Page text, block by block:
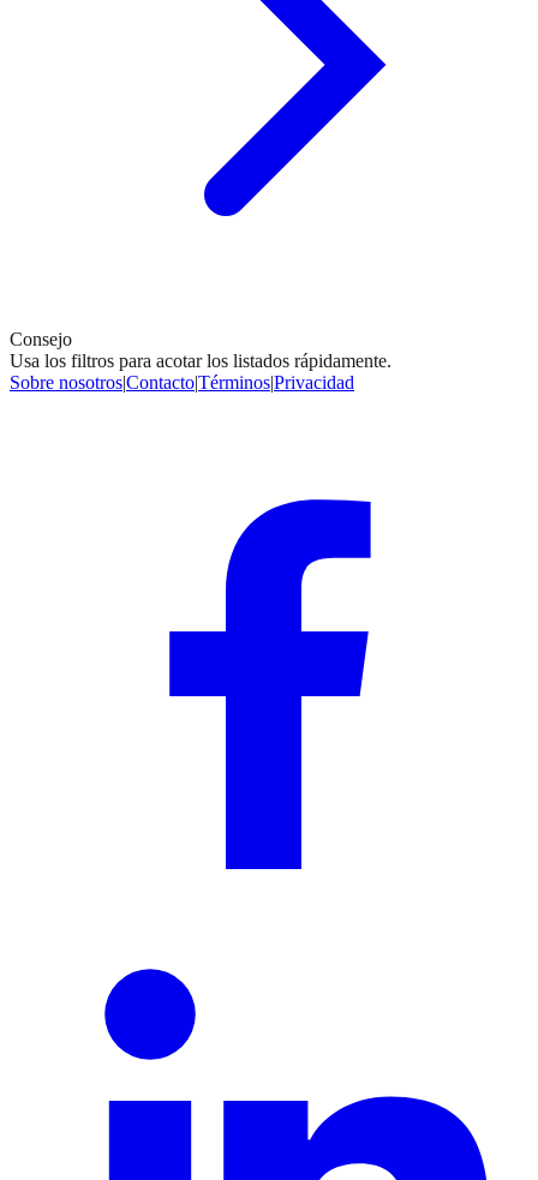
Consejo
Usa los filtros para acotar los listados rápidamente.
Sobre nosotros|Contacto|Términos|Privacidad